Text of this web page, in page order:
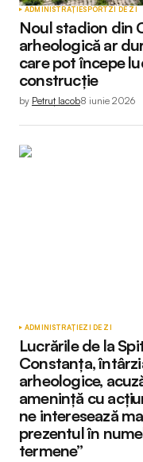
ADMINISTRAȚIESPORTZI DE ZI
Noul stadion din
arheologică ar
care pot începe
construcție
by Petruț Iacob8 iunie 2026
ADMINISTRAȚIEZI DE ZI
Lucrările de la
Constanța,
arheologice,
amenință cu
ne interesează
prezentul în
termene”